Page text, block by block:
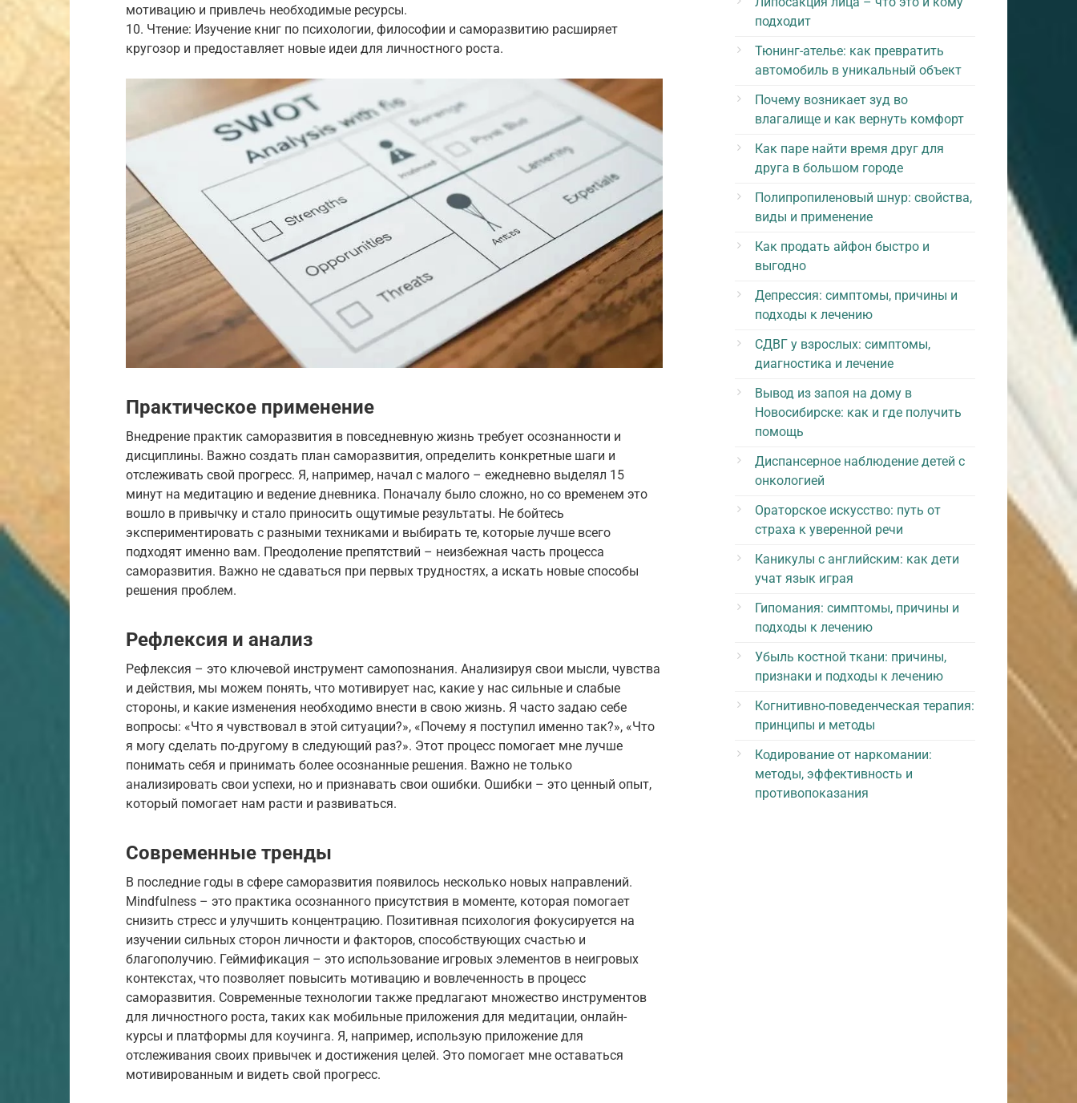
мотивацию и привлечь необходимые ресурсы.
10. Чтение: Изучение книг по психологии, философии и саморазвитию расширяет
кругозор и предоставляет новые идеи для личностного роста.
Практическое применение
Внедрение практик саморазвития в повседневную жизнь требует осознанности и
дисциплины. Важно создать план саморазвития, определить конкретные шаги и
отслеживать свой прогресс. Я, например, начал с малого – ежедневно выделял 15
минут на медитацию и ведение дневника. Поначалу было сложно, но со временем это
вошло в привычку и стало приносить ощутимые результаты. Не бойтесь
экспериментировать с разными техниками и выбирать те, которые лучше всего
подходят именно вам. Преодоление препятствий – неизбежная часть процесса
саморазвития. Важно не сдаваться при первых трудностях, а искать новые способы
решения проблем.
Рефлексия и анализ
Рефлексия – это ключевой инструмент самопознания. Анализируя свои мысли, чувства
и действия, мы можем понять, что мотивирует нас, какие у нас сильные и слабые
стороны, и какие изменения необходимо внести в свою жизнь. Я часто задаю себе
вопросы: «Что я чувствовал в этой ситуации?», «Почему я поступил именно так?», «Что
я могу сделать по-другому в следующий раз?». Этот процесс помогает мне лучше
понимать себя и принимать более осознанные решения. Важно не только
анализировать свои успехи, но и признавать свои ошибки. Ошибки – это ценный опыт,
который помогает нам расти и развиваться.
Современные тренды
В последние годы в сфере саморазвития появилось несколько новых направлений.
Mindfulness – это практика осознанного присутствия в моменте, которая помогает
снизить стресс и улучшить концентрацию. Позитивная психология фокусируется на
изучении сильных сторон личности и факторов, способствующих счастью и
благополучию. Геймификация – это использование игровых элементов в неигровых
контекстах, что позволяет повысить мотивацию и вовлеченность в процесс
саморазвития. Современные технологии также предлагают множество инструментов
для личностного роста, таких как мобильные приложения для медитации, онлайн-
курсы и платформы для коучинга. Я, например, использую приложение для
отслеживания своих привычек и достижения целей. Это помогает мне оставаться
мотивированным и видеть свой прогресс.
подходит
Тюнинг-ателье: как превратить
автомобиль в уникальный объект
Почему возникает зуд во
влагалище и как вернуть комфорт
Как паре найти время друг для
друга в большом городе
Полипропиленовый шнур: свойства,
виды и применение
Как продать айфон быстро и
выгодно
Депрессия: симптомы, причины и
подходы к лечению
СДВГ у взрослых: симптомы,
диагностика и лечение
Вывод из запоя на дому в
Новосибирске: как и где получить
помощь
Диспансерное наблюдение детей с
онкологией
Ораторское искусство: путь от
страха к уверенной речи
Каникулы с английским: как дети
учат язык играя
Гипомания: симптомы, причины и
подходы к лечению
Убыль костной ткани: причины,
признаки и подходы к лечению
Когнитивно-поведенческая терапия:
принципы и методы
Кодирование от наркомании:
методы, эффективность и
противопоказания